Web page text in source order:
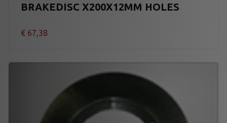
BRAKEDISC X200X12MM HOLES
€ 67,38